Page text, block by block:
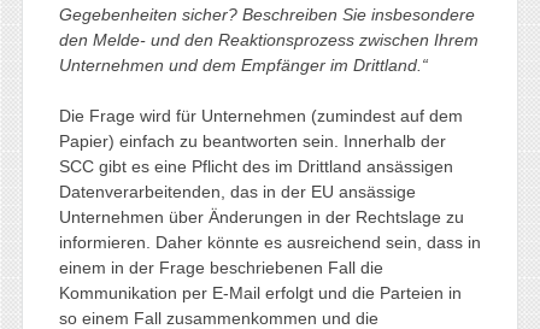
Gegebenheiten sicher? Beschreiben Sie insbesondere
den Melde- und den Reaktionsprozess zwischen Ihrem
Unternehmen und dem Empfänger im Drittland.“
Die Frage wird für Unternehmen (zumindest auf dem
Papier) einfach zu beantworten sein. Innerhalb der
SCC gibt es eine Pflicht des im Drittland ansässigen
Datenverarbeitenden, das in der EU ansässige
Unternehmen über Änderungen in der Rechtslage zu
informieren. Daher könnte es ausreichend sein, dass in
einem in der Frage beschriebenen Fall die
Kommunikation per E-Mail erfolgt und die Parteien in
so einem Fall zusammenkommen und die